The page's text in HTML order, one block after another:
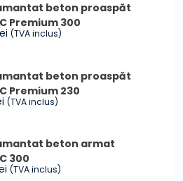
beton proaspăt
Premium 300
(TVA inclus)
beton proaspăt
Premium 230
(TVA inclus)
beton armat
300
(TVA inclus)